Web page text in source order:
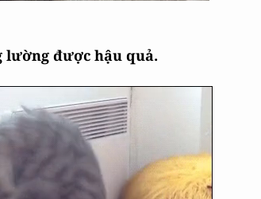
lường được hậu quả.